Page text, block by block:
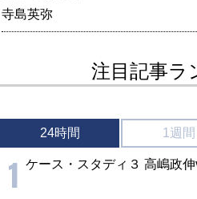
寺島英弥
注目記事ラ
24時間 1週間
1 ケース・スタディ３ 高嶋政